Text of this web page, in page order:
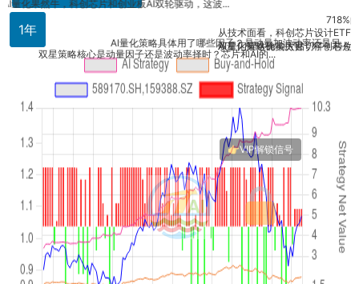
1年
双星闪耀这比喻太贴切了！科创芯片
AI量化策略具体用了哪些因子？是动量加波动率还是另...
双星策略核心是动量因子还是波动率择时？芯片和AI的...
718%的超
AI量化策略确实厉害，科创芯片和人
从技术面看，科创芯片设计ETF的RSI